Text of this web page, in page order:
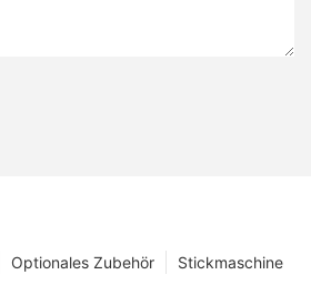
Stickmaschine
Optionales Zubehör